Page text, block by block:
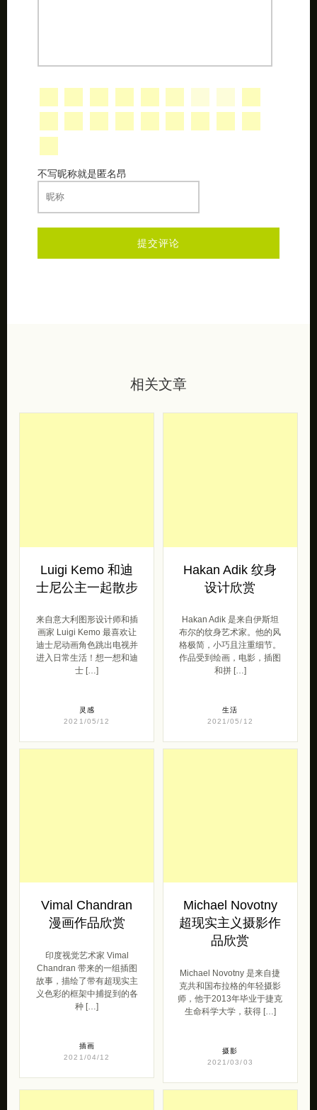
不写昵称就是匿名昂
相关文章
Luigi Kemo 和迪
士尼公主一起散步
来自意大利图形设计师和插
画家 Luigi Kemo 最喜欢让
迪士尼动画角色跳出电视并
进入日常生活！想一想和迪
士 […]
灵感
2021/05/12
Hakan Adik 纹身
设计欣赏
Hakan Adik 是来自伊斯坦
布尔的纹身艺术家。他的风
格极简，小巧且注重细节。
作品受到绘画，电影，插图
和拼 […]
生活
2021/05/12
Vimal Chandran
漫画作品欣赏
印度视觉艺术家 Vimal
Chandran 带来的一组插图
故事，描绘了带有超现实主
义色彩的框架中捕捉到的各
种 […]
插画
2021/04/12
Michael Novotny
超现实主义摄影作
品欣赏
Michael Novotny 是来自捷
克共和国布拉格的年轻摄影
师，他于2013年毕业于捷克
生命科学大学，获得 […]
摄影
2021/03/03